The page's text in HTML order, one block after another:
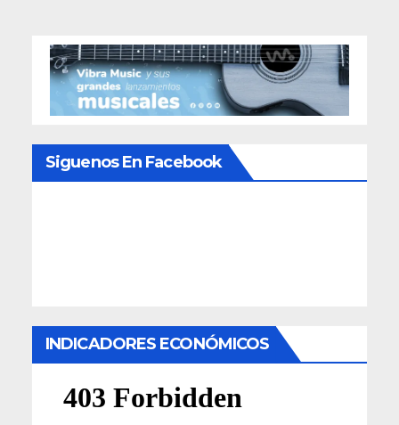
Siguenos En Facebook
INDICADORES ECONÓMICOS